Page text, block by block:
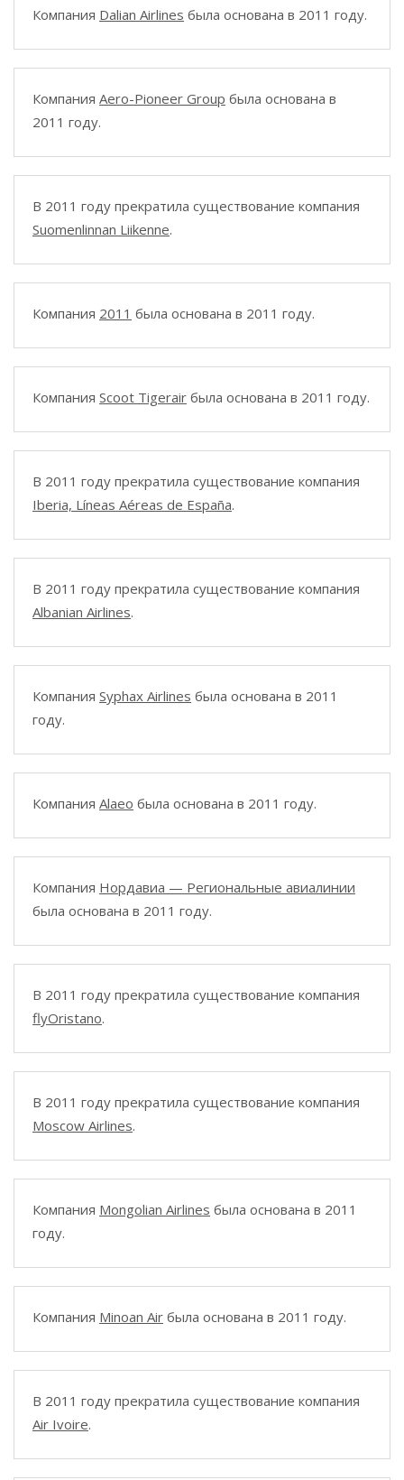
Компания Dalian Airlines была основана в 2011 году.
Компания Aero-Pioneer Group была основана в
2011 году.
В 2011 году прекратила существование компания
Suomenlinnan Liikenne.
Компания 2011 была основана в 2011 году.
Компания Scoot Tigerair была основана в 2011 году.
В 2011 году прекратила существование компания
Iberia, Líneas Aéreas de España.
В 2011 году прекратила существование компания
Albanian Airlines.
Компания Syphax Airlines была основана в 2011
году.
Компания Alaeo была основана в 2011 году.
Компания Нордавиа — Региональные авиалинии
была основана в 2011 году.
В 2011 году прекратила существование компания
flyOristano.
В 2011 году прекратила существование компания
Moscow Airlines.
Компания Mongolian Airlines была основана в 2011
году.
Компания Minoan Air была основана в 2011 году.
В 2011 году прекратила существование компания
Air Ivoire.